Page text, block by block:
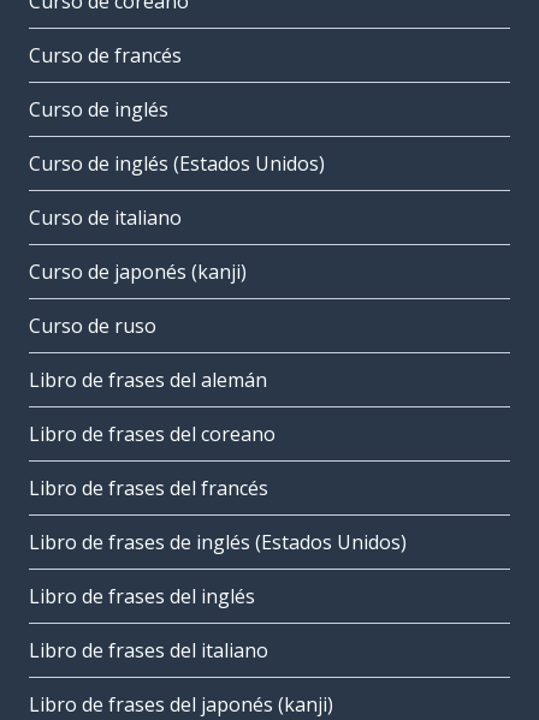
Curso de francés
Curso de inglés
Curso de inglés (Estados Unidos)
Curso de italiano
Curso de japonés (kanji)
Curso de ruso
Libro de frases del alemán
Libro de frases del coreano
Libro de frases del francés
Libro de frases de inglés (Estados Unidos)
Libro de frases del inglés
Libro de frases del italiano
Libro de frases del japonés (kanji)